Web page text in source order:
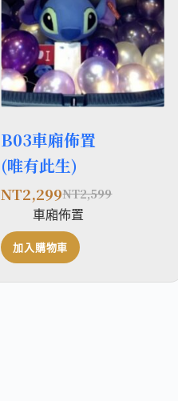
B03車廂佈置
(唯有此生)
NT2,599
NT2,299
車廂佈置
加入購物車